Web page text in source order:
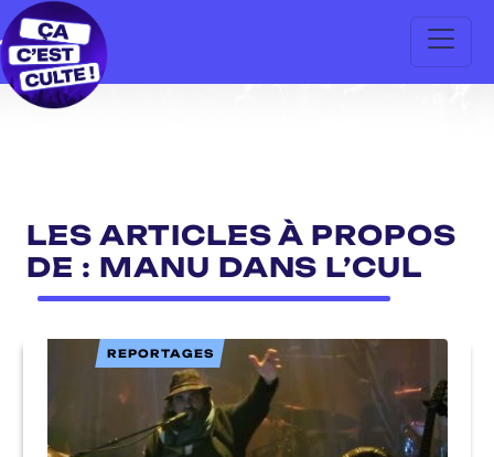
LES ARTICLES À PROPOS
DE : MANU DANS L’CUL
REPORTAGES